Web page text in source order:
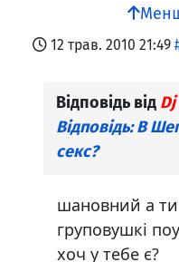
12 трав. 2010 21:49
Відповідь від Dj
Відповідь: В
секс?
шановний а
груповушкі
хоч у тебе є?